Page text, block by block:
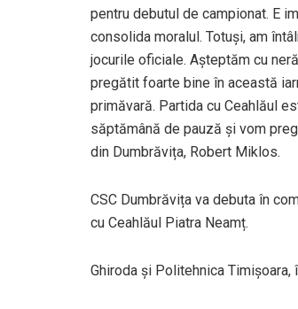
pentru debutul de campionat. E
consolida moralul. Totuși, am
jocurile oficiale. Așteptăm cu
pregătit foarte bine în această
primăvară. Partida cu Ceahlăul
săptămână de pauză și vom
din Dumbrăvița, Robert Miklos.
CSC Dumbrăvița va debuta în
cu Ceahlăul Piatra Neamț.
Ghiroda și Politehnica